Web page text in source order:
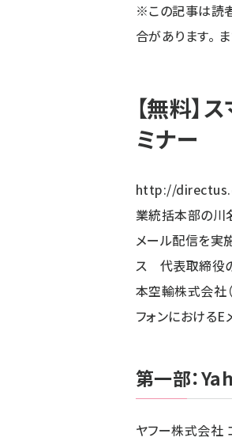
※この記事は読
合があります。
【無料】
ミナー
http://
業統括本部の川
メール配信を実
ス 代表取締役の
本空輸株式会社
フォンにおける
第一部：
ヤフー株式会社